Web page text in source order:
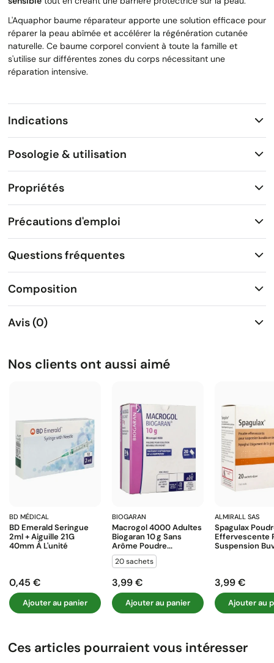
L'Aquaphor baume réparateur apporte une solution efficace pour
réparer la peau abîmée et accélérer la régénération cutanée
naturelle. Ce baume corporel convient à toute la famille et
s'utilise sur différentes zones du corps nécessitant une
réparation intensive.
Indications
Posologie & utilisation
Propriétés
Précautions d'emploi
Questions fréquentes
Composition
Avis (0)
Nos clients ont aussi aimé
BD MÉDICAL
BD Emerald Seringue
2ml + Aiguille 21G
40mm À L'unité
Prix
0,45 €
Ajouter au panier
BIOGARAN
Macrogol 4000 Adultes
Biogaran 10 G Sans
Arôme Poudre...
20 sachets
Prix
3,99 €
Ajouter au panier
ALMIRALL SAS
Spagulax
Effervescente
Suspension
Prix
3,99 €
Ajouter au
Ces articles pourraient vous intéresser